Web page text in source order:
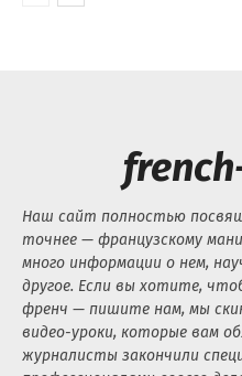
Наш сайт полностью
точнее — французскому
много информации о нем,
другое. Если вы хотите,
френч — пишите нам, мы
видео-уроки, которые вам
журналисты закончили